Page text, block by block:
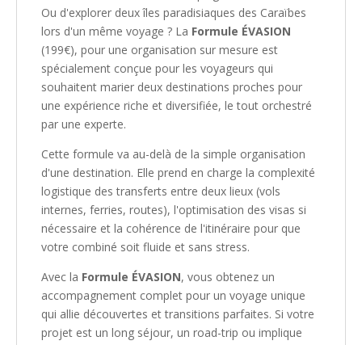
Ou d'explorer deux îles paradisiaques des Caraïbes
lors d'un même voyage ? La Formule ÉVASION
(199€), pour une organisation sur mesure est
spécialement conçue pour les voyageurs qui
souhaitent marier deux destinations proches pour
une expérience riche et diversifiée, le tout orchestré
par une experte.
Cette formule va au-delà de la simple organisation
d'une destination. Elle prend en charge la complexité
logistique des transferts entre deux lieux (vols
internes, ferries, routes), l'optimisation des visas si
nécessaire et la cohérence de l'itinéraire pour que
votre combiné soit fluide et sans stress.
Avec la Formule ÉVASION, vous obtenez un
accompagnement complet pour un voyage unique
qui allie découvertes et transitions parfaites. Si votre
projet est un long séjour, un road-trip ou implique